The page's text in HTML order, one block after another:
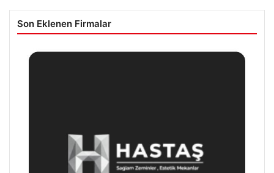
Son Eklenen Firmalar